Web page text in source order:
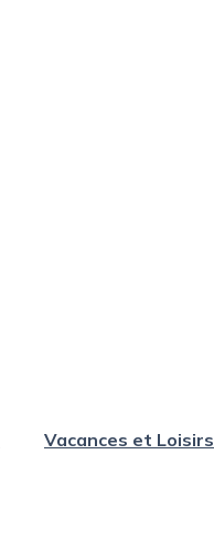
Vacances et Loisirs